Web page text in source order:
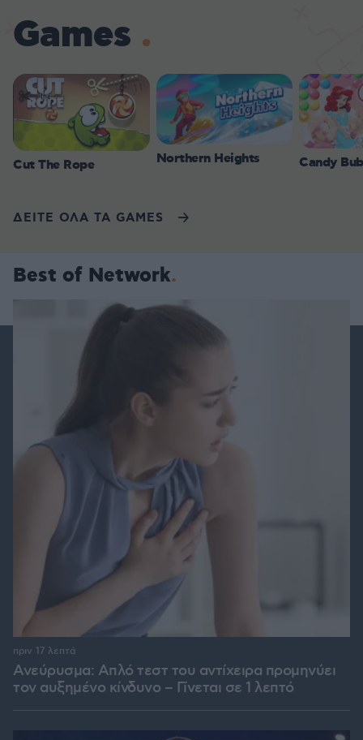
Games
Cut The Rope Northern Heights Candy
ΔΕΙΤΕ ΟΛΑ ΤΑ GAMES
Best of Network
Ανεύρυσμα: Απλό τεστ του αντίχειρα προμηνύει
τον αυξημένο κίνδυνο – Γίνεται σε 1 λεπτό
πριν 17 λεπτά